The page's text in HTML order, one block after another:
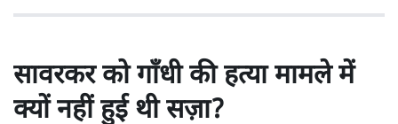
सावरकर को गाँधी की हत्या मामले में
क्यों नहीं हुई थी सज़ा?